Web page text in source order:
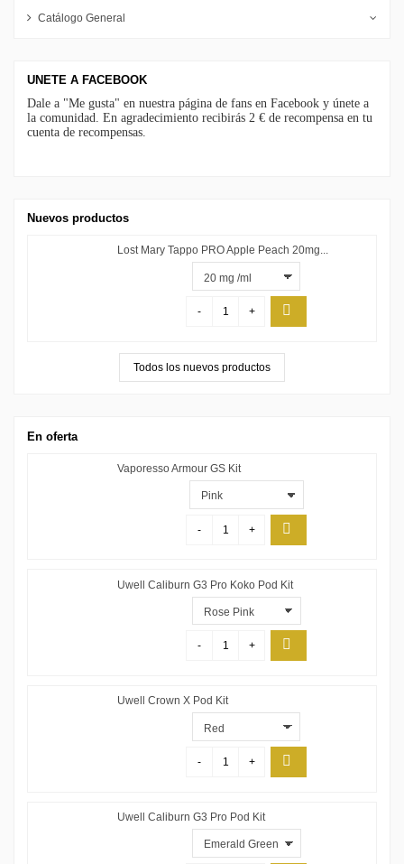
Catálogo General
UNETE A FACEBOOK
Dale a "Me gusta" en nuestra página de fans en Facebook y únete a
la comunidad. En agradecimiento recibirás 2 € de recompensa en tu
cuenta de recompensas.
Nuevos productos
Lost Mary Tappo PRO Apple Peach 20mg...
- +
Todos los nuevos productos
En oferta
Vaporesso Armour GS Kit
- +
Uwell Caliburn G3 Pro Koko Pod Kit
- +
Uwell Crown X Pod Kit
- +
Uwell Caliburn G3 Pro Pod Kit